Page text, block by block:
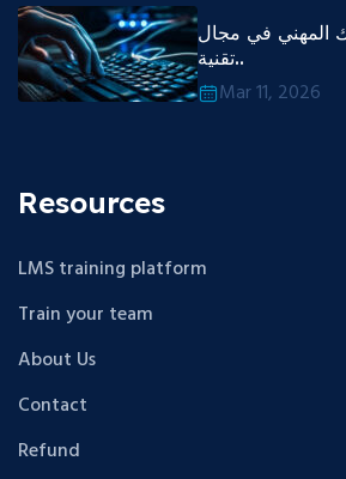
المهني في مجال
تقنية..
Mar 11, 2026
Resources
LMS training platform
Train your team
About Us
Contact
Refund